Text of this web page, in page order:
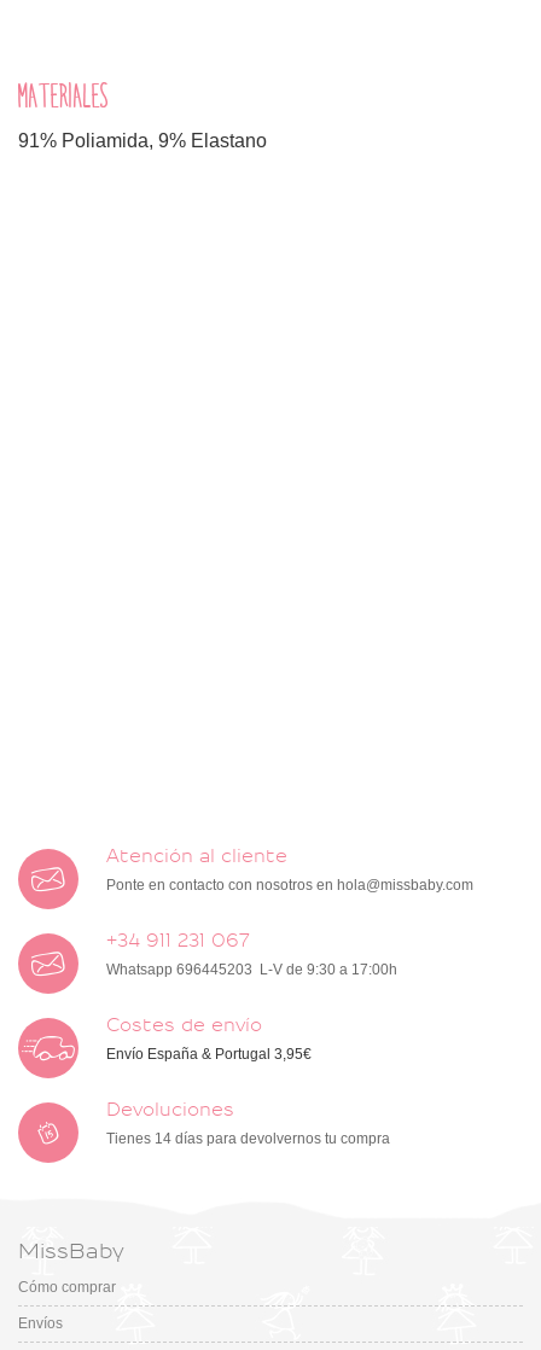
MATERIALES
91% Poliamida, 9% Elastano
Atención al cliente
Ponte en contacto con nosotros en hola@missbaby.com
+34 911 231 067
Whatsapp 696445203 L-V de 9:30 a 17:00h
Costes de envío
Envío España & Portugal 3,95€
Devoluciones
Tienes 14 días para devolvernos tu compra
MissBaby
Cómo comprar
Envíos